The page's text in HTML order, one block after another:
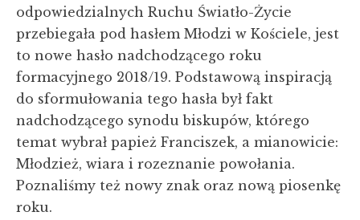
odpowiedzialnych Ruchu Światło-Życie
przebiegała pod hasłem Młodzi w Kościele, jest
to nowe hasło nadchodzącego roku
formacyjnego 2018/19. Podstawową inspiracją
do sformułowania tego hasła był fakt
nadchodzącego synodu biskupów, którego
temat wybrał papież Franciszek, a mianowicie:
Młodzież, wiara i rozeznanie powołania.
Poznaliśmy też nowy znak oraz nową piosenkę
roku.